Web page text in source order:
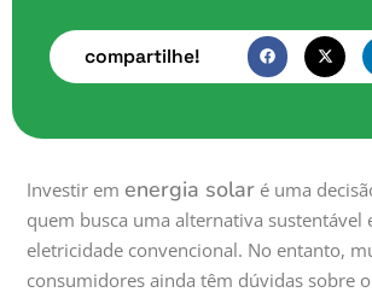
compartilhe!
Investir em energia solar é uma
quem busca uma alternativa sustentável
eletricidade convencional. No entanto,
consumidores ainda têm dúvidas sobre